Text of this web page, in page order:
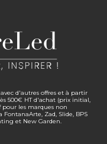
d'autres offres et à partir
500€ HT d'achat (prix initial,
pour les marques non
Zad, Slide, BPS
et New Garden.